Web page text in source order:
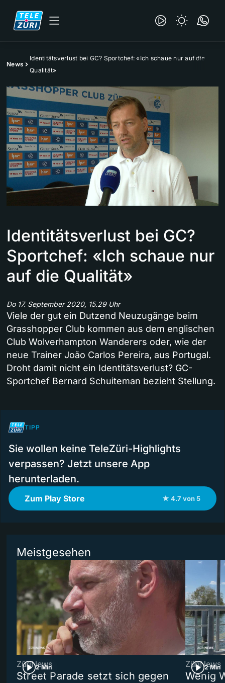
News
Identitätsverlust bei GC? Sportchef: «Ich schaue nur auf die
Qualität»
Identitätsverlust bei GC?
Sportchef: «Ich schaue nur
auf die Qualität»
Do 17. September 2020, 15.29 Uhr
Viele der gut ein Dutzend Neuzugänge beim
Grasshopper Club kommen aus dem englischen
Club Wolverhampton Wanderers oder, wie der
neue Trainer João Carlos Pereira, aus Portugal.
Droht damit nicht ein Identitätsverlust? GC-
Sportchef Bernard Schuiteman bezieht Stellung.
TIPP
Sie wollen keine TeleZüri-Highlights
verpassen? Jetzt unsere App
herunterladen.
Zum Play Store ★ 4.7 von 5
Meistgesehen
2 Min
ZüriNews
Street Parade setzt sich gegen
2 Min
ZüriNews
Wenig